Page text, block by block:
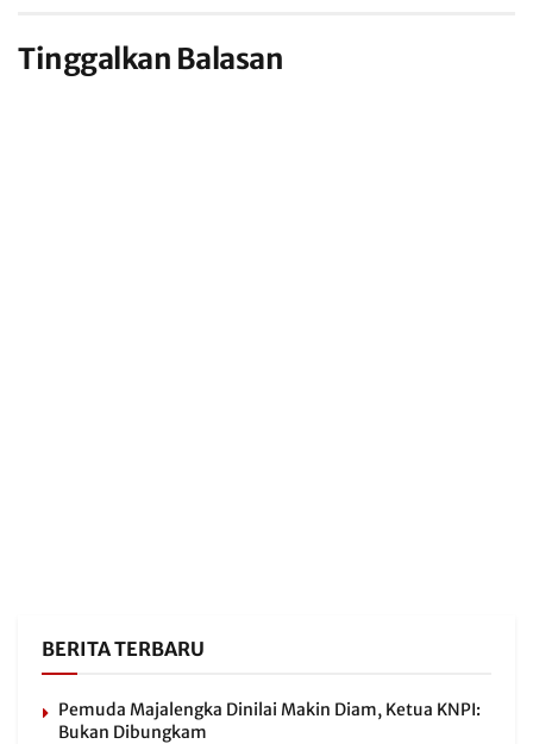
Tinggalkan Balasan
BERITA TERBARU
Pemuda Majalengka Dinilai Makin Diam, Ketua KNPI:
Bukan Dibungkam